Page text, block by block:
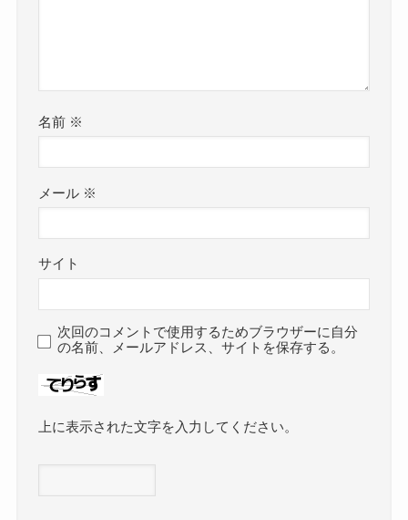
名前 ※
メール ※
サイト
次回のコメントで使用するためブラウザーに自分
の名前、メールアドレス、サイトを保存する。
上に表示された文字を入力してください。